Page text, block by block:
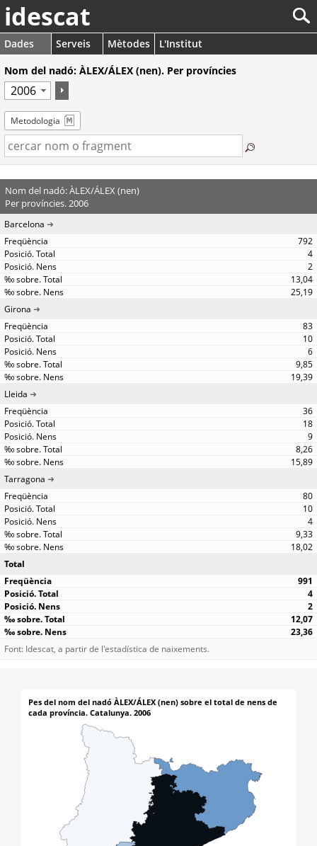
idescat
Dades Serveis Mètodes
L'Institut
Nom del nadó: ÀLEX/ÁLEX (nen). Per províncies
Metodologia
Nom del nadó: ÀLEX/ÁLEX (nen)
Per províncies. 2006
Barcelona
792
4
2
13,04
25,19
Girona
83
10
6
9,85
19,39
Lleida
36
18
9
8,26
15,89
Tarragona
80
10
4
9,33
18,02
Total
991
4
2
12,07
23,36
Font: Idescat, a partir de l'estadística de naixements.